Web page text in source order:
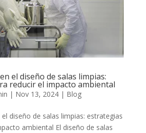
el diseño de salas limpias:
reducir el impacto ambiental
| Nov 13, 2024| Blog
diseño de salas limpias: estrategias
ambiental El diseño de salas